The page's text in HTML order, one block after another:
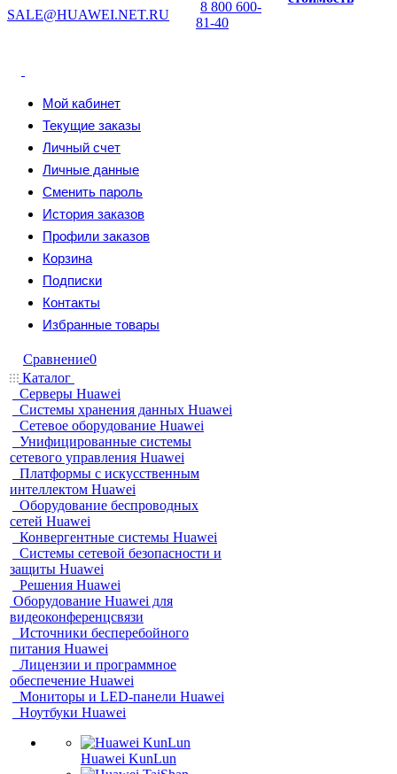
SALE@HUAWEI.NET.RU
8 800 600-
81-40
Мой кабинет
Текущие заказы
Личный счет
Личные данные
Сменить пароль
История заказов
Профили заказов
Корзина
Подписки
Контакты
Избранные товары
Сравнение0
Каталог
Серверы Huawei
Системы хранения данных Huawei
Сетевое оборудование Huawei
Унифицированные системы
сетевого управления Huawei
Платформы с искусственным
интеллектом Huawei
Оборудование беспроводных
сетей Huawei
Конвергентные системы Huawei
Системы сетевой безопасности и
защиты Huawei
Решения Huawei
Оборудование Huawei для
видеоконференцсвязи
Источники бесперебойного
питания Huawei
Лицензии и программное
обеспечение Huawei
Мониторы и LED-панели Huawei
Ноутбуки Huawei
Huawei KunLun